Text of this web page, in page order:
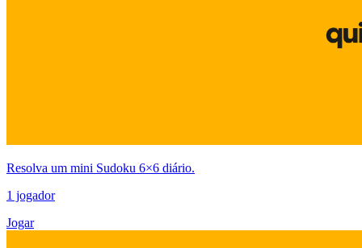
Resolva um mini Sudoku 6×6 diário.
1 jogador
Jogar